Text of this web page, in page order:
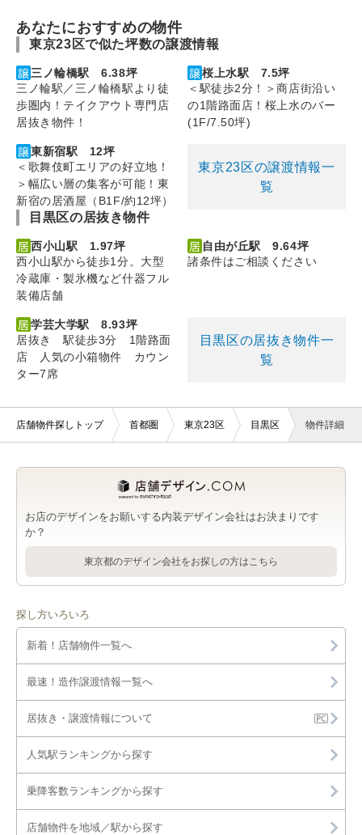
あなたにおすすめの物件
東京23区で似た坪数の譲渡情報
三ノ輪橋駅 6.38坪
三ノ輪駅／三ノ輪橋駅より徒
歩圏内！テイクアウト専門店
居抜き物件！
桜上水駅 7.5坪
＜駅徒歩2分！＞商店街沿い
の1階路面店！桜上水のバー
(1F/7.50坪)
東新宿駅 12坪
＜歌舞伎町エリアの好立地！
＞幅広い層の集客が可能！東
新宿の居酒屋（B1F/約12坪）
東京23区の譲渡情報一
覧
目黒区の居抜き物件
西小山駅 1.97坪
西小山駅から徒歩1分。大型
冷蔵庫・製氷機など什器フル
装備店舗
自由が丘駅 9.64坪
諸条件はご相談ください
学芸大学駅 8.93坪
居抜き 駅徒歩3分 1階路面
店 人気の小箱物件 カウン
ター7席
目黒区の居抜き物件一
覧
店舗物件探しトップ 首都圏 東京23区 目黒区 物件詳細
お店のデザインをお願いする内装デザイン会社はお決まりです
か？
東京都のデザイン会社をお探しの方はこちら
探し方いろいろ
新着！店舗物件一覧へ
最速！造作譲渡情報一覧へ
居抜き・譲渡情報について
人気駅ランキングから探す
乗降客数ランキングから探す
店舗物件を地域／駅から探す